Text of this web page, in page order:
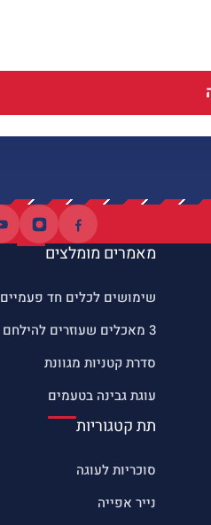
מאמרים מומלצים
שימושים לכלים חד פעמיים
3 מאכלים שעוזרים להילחם בצינון
סדרת קטניות מגוונת
עוגת גבינה בטעמים
תת קטגוריות
סוכריות לעוגה
נייר אפייה